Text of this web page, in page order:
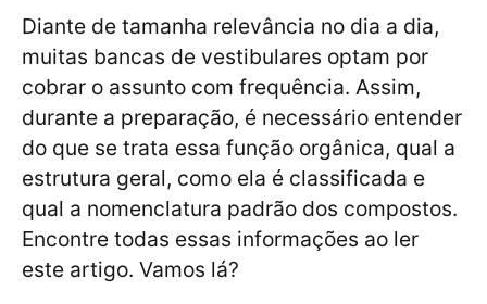
Diante de tamanha relevância no dia a dia,
muitas bancas de vestibulares optam por
cobrar o assunto com frequência. Assim,
durante a preparação, é necessário entender
do que se trata essa função orgânica, qual a
estrutura geral, como ela é classificada e
qual a nomenclatura padrão dos compostos.
Encontre todas essas informações ao ler
este artigo. Vamos lá?